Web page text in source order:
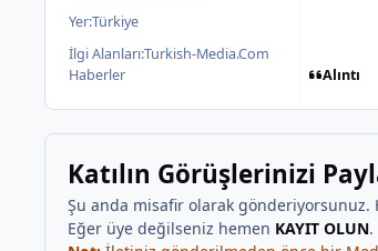
Yer:Türkiye
İlgi Alanları:Turkish-Media.Com
Haberler
Alıntı
Katılın Görüşlerinizi
Şu anda misafir olarak gönderiyorsunuz.
Eğer üye değilseniz hemen KAYIT OLUN.